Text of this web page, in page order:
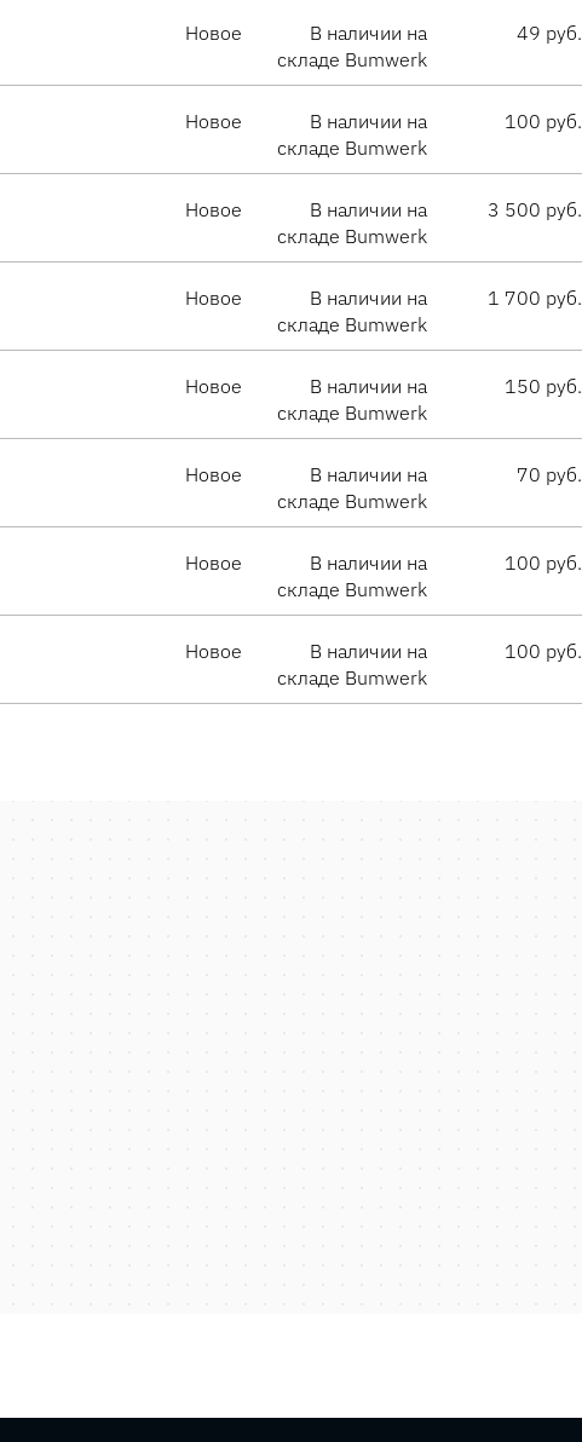
Новое
В наличии на
складе Bumwerk
49 руб.
Новое
В наличии на
складе Bumwerk
100 руб.
Новое
В наличии на
складе Bumwerk
3 500 руб.
Новое
В наличии на
складе Bumwerk
1 700 руб.
Новое
В наличии на
складе Bumwerk
150 руб.
Новое
В наличии на
складе Bumwerk
70 руб.
Новое
В наличии на
складе Bumwerk
100 руб.
Новое
В наличии на
складе Bumwerk
100 руб.